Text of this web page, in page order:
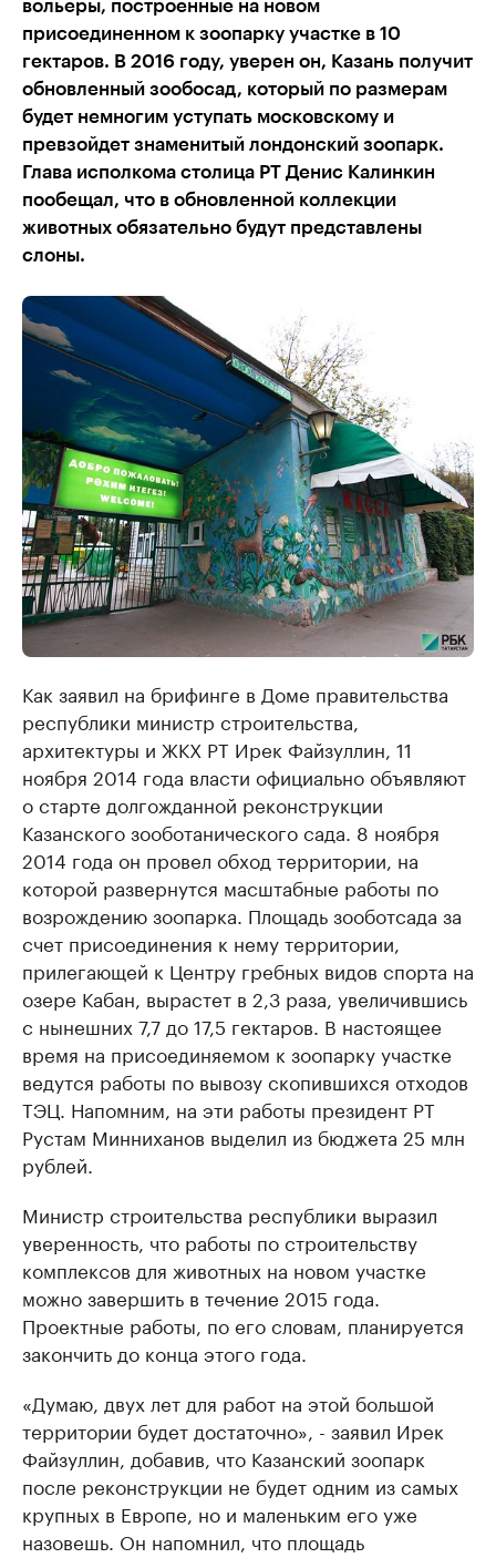
вольеры, построенные на новом
присоединенном к зоопарку участке в 10
гектаров. В 2016 году, уверен он, Казань получит
обновленный зообосад, который по размерам
будет немногим уступать московскому и
превзойдет знаменитый лондонский зоопарк.
Глава исполкома столица РТ Денис Калинкин
пообещал, что в обновленной коллекции
животных обязательно будут представлены
слоны.
Как заявил на брифинге в Доме правительства
республики министр строительства,
архитектуры и ЖКХ РТ Ирек Файзуллин, 11
ноября 2014 года власти официально объявляют
о старте долгожданной реконструкции
Казанского зооботанического сада. 8 ноября
2014 года он провел обход территории, на
которой развернутся масштабные работы по
возрождению зоопарка. Площадь зооботсада за
счет присоединения к нему территории,
прилегающей к Центру гребных видов спорта на
озере Кабан, вырастет в 2,3 раза, увеличившись
с нынешних 7,7 до 17,5 гектаров. В настоящее
время на присоединяемом к зоопарку участке
ведутся работы по вывозу скопившихся отходов
ТЭЦ. Напомним, на эти работы президент РТ
Рустам Минниханов выделил из бюджета 25 млн
рублей.
Министр строительства республики выразил
уверенность, что работы по строительству
комплексов для животных на новом участке
можно завершить в течение 2015 года.
Проектные работы, по его словам, планируется
закончить до конца этого года.
«Думаю, двух лет для работ на этой большой
территории будет достаточно», - заявил Ирек
Файзуллин, добавив, что Казанский зоопарк
после реконструкции не будет одним из самых
крупных в Европе, но и маленьким его уже
назовешь. Он напомнил, что площадь